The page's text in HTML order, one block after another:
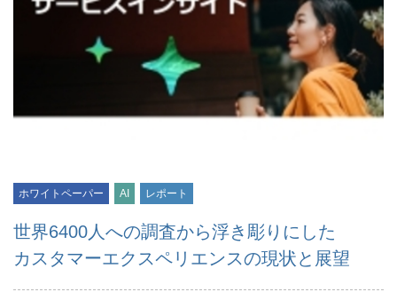
ホワイトペーパー AI レポート
世界6400人への調査から浮き彫りにした
カスタマーエクスペリエンスの現状と展望